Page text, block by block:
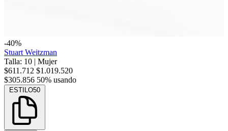
-40%
Stuart Weitzman
Talla: 10 | Mujer
$611.712 $1.019.520
$305.856 50% usando
ESTILO50